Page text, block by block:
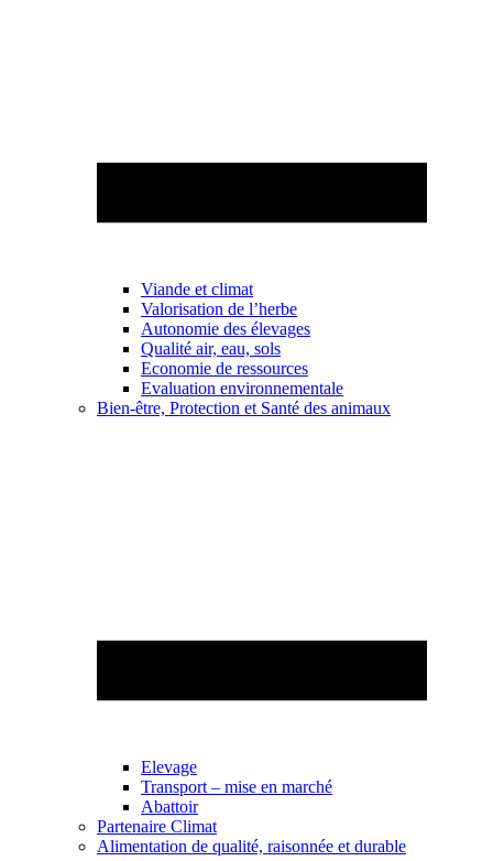
Viande et climat
Valorisation de l’herbe
Autonomie des élevages
Qualité air, eau, sols
Economie de ressources
Evaluation environnementale
Bien-être, Protection et Santé des animaux
Elevage
Transport – mise en marché
Abattoir
Partenaire Climat
Alimentation de qualité, raisonnée et durable